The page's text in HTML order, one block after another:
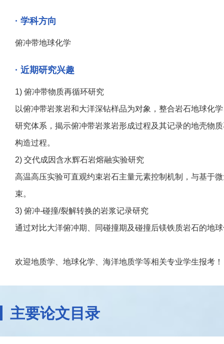
· 学科方向
俯冲带地球化学
· 近期研究兴趣
1) 俯冲带物质再循环研究
以俯冲带岩浆岩和大洋深钻样品为对象，整合岩石地球化
研究体系，揭示俯冲带岩浆岩形成过程及其记录的地壳物
构造过程。
2) 交代成因含水辉石岩熔融实验研究
高温高压实验可直观约束岩石主量元素控制机制，与基于
束。
3) 俯冲-碰撞/裂解转换的岩浆记录研究
通过对比大洋俯冲期、同碰撞期及碰撞后镁铁质岩石的地
欢迎地质学、地球化学、海洋地质学等相关专业学生报考！
主要论文目录